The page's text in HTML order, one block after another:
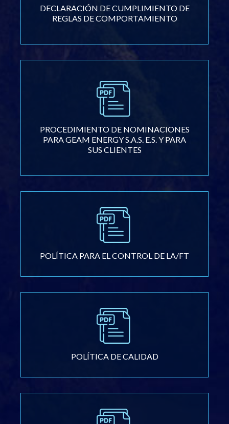
DECLARACIÓN DE CUMPLIMIENTO DE
REGLAS DE COMPORTAMIENTO
PROCEDIMIENTO DE NOMINACIONES
PARA GEAM ENERGY S.A.S. E.S. Y PARA
SUS CLIENTES
POLÍTICA PARA EL CONTROL DE LA/FT
POLÍTICA DE CALIDAD